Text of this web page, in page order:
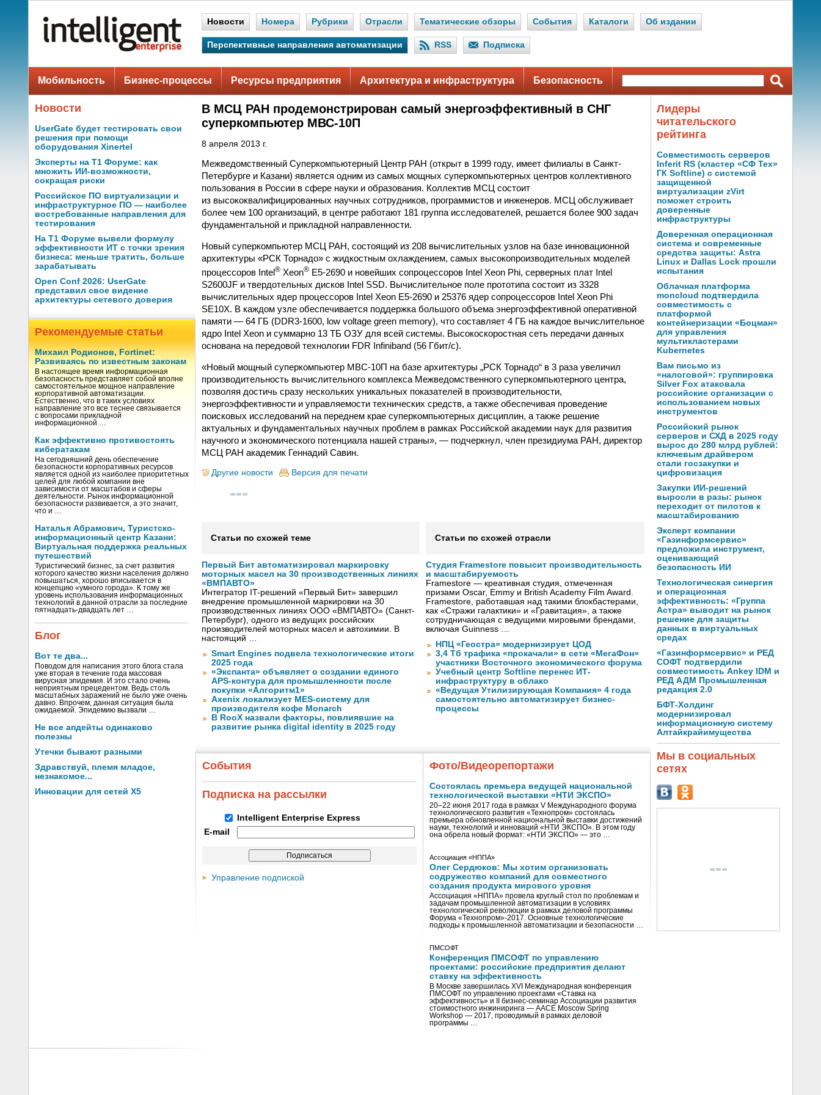
Новости Номера Рубрики Отрасли Тематические обзоры События Каталоги Об издании
Перспективные направления автоматизации RSS Подписка
Мобильность Бизнес-процессы Ресурсы предприятия Архитектура и инфраструктура Безопасность
Новости
UserGate будет тестировать свои
решения при помощи
оборудования Xinertel
Эксперты на Т1 Форуме: как
множить ИИ-возможности,
сокращая риски
Российское ПО виртуализации и
инфраструктурное ПО — наиболее
востребованные направления для
тестирования
На Т1 Форуме вывели формулу
эффективности ИТ с точки зрения
бизнеса: меньше тратить, больше
зарабатывать
Open Conf 2026: UserGate
представил свое видение
архитектуры сетевого доверия
Рекомендуемые статьи
Михаил Родионов, Fortinet:
Развиваясь по известным законам
В настоящее время информационная
безопасность представляет собой вполне
самостоятельное мощное направление
корпоративной автоматизации.
Естественно, что в таких условиях
направление это все теснее связывается
с вопросами прикладной
информационной …
Как эффективно противостоять
кибератакам
На сегодняшний день обеспечение
безопасности корпоративных ресурсов
является одной из наиболее приоритетных
целей для любой компании вне
зависимости от масштабов и сферы
деятельности. Рынок информационной
безопасности развивается, а это значит,
что и …
Наталья Абрамович, Туристско-
информационный центр Казани:
Виртуальная поддержка реальных
путешествий
Туристический бизнес, за счет развития
которого качество жизни населения должно
повышаться, хорошо вписывается в
концепцию «умного города». К тому же
уровень использования информационных
технологий в данной отрасли за последние
пятнадцать-двадцать лет …
Блог
Вот те два...
Поводом для написания этого блога стала
уже вторая в течение года массовая
вирусная эпидемия. И это стало очень
неприятным прецедентом. Ведь столь
масштабных заражений не было уже очень
давно. Впрочем, данная ситуация была
ожидаемой. Эпидемию вызвали …
Не все апдейты одинаково
полезны
Утечки бывают разными
Здравствуй, племя младое,
незнакомое...
Инновации для сетей X5
В МСЦ РАН продемонстрирован самый энергоэффективный в СНГ
суперкомпьютер МВС-10П
8 апреля 2013 г.
Межведомственный Суперкомпьютерный Центр РАН (открыт в 1999 году, имеет филиалы в Санкт-
Петербурге и Казани) является одним из самых мощных суперкомпьютерных центров коллективного
пользования в России в сфере науки и образования. Коллектив МСЦ состоит
из высококвалифицированных научных сотрудников, программистов и инженеров. МСЦ обслуживает
более чем 100 организаций, в центре работают 181 группа исследователей, решается более 900 задач
фундаментальной и прикладной направленности.
Новый суперкомпьютер МСЦ РАН, состоящий из 208 вычислительных узлов на базе инновационной
архитектуры «РСК Торнадо» с жидкостным охлаждением, самых высокопроизводительных моделей
процессоров Intel® Xeon® E5-2690 и новейших сопроцессоров Intel Xeon Phi, серверных плат Intel
S2600JF и твердотельных дисков Intel SSD. Вычислительное поле прототипа состоит из 3328
вычислительных ядер процессоров Intel Xeon E5-2690 и 25376 ядер сопроцессоров Intel Xeon Phi
SE10X. В каждом узле обеспечивается поддержка большого объема энергоэффективной оперативной
памяти — 64 ГБ (DDR3-1600, low voltage green memory), что составляет 4 ГБ на каждое вычислительное
ядро Intel Xeon и суммарно 13 ТБ ОЗУ для всей системы. Высокоскоростная сеть передачи данных
основана на передовой технологии FDR Infiniband (56 Гбит/с).
«Новый мощный суперкомпьютер МВС-10П на базе архитектуры „РСК Торнадо“ в 3 раза увеличил
производительность вычислительного комплекса Межведомственного суперкомпьютерного центра,
позволяя достичь сразу нескольких уникальных показателей в производительности,
энергоэффективности и управляемости технических средств, а также обеспечивая проведение
поисковых исследований на переднем крае суперкомпьютерных дисциплин, а также решение
актуальных и фундаментальных научных проблем в рамках Российской академии наук для развития
научного и экономического потенциала нашей страны», — подчеркнул, член президиума РАН, директор
МСЦ РАН академик Геннадий Савин.
Другие новости Версия для печати
Статьи по схожей теме
Первый Бит автоматизировал маркировку
моторных масел на 30 производственных линиях
«ВМПАВТО»
Интегратор IT-решений «Первый Бит» завершил
внедрение промышленной маркировки на 30
производственных линиях ООО «ВМПАВТО» (Санкт-
Петербург), одного из ведущих российских
производителей моторных масел и автохимии. В
настоящий …
Smart Engines подвела технологические итоги
2025 года
«Экспанта» объявляет о создании единого
APS-контура для промышленности после
покупки «Алгоритм1»
Axenix локализует MES-систему для
производителя кофе Monarch
В RooX назвали факторы, повлиявшие на
развитие рынка digital identity в 2025 году
Статьи по схожей отрасли
Студия Framestore повысит производительность
и масштабируемость
Framestore — креативная студия, отмеченная
призами Oscar, Emmy и British Academy Film Award.
Framestore, работавшая над такими блокбастерами,
как «Стражи галактики» и «Гравитация», a также
сотрудничающая с ведущими мировыми брендами,
включая Guinness …
НПЦ «Геостра» модернизирует ЦОД
3,4 Тб трафика «прокачали» в сети «МегаФон»
участники Восточного экономического форума
Учебный центр Softline перенес ИТ-
инфраструктуру в облако
«Ведущая Утилизирующая Компания» 4 года
самостоятельно автоматизирует бизнес-
процессы
События
Подписка на рассылки
Intelligent Enterprise Express
E-mail
Управление подпиской
Фото/Видеорепортажи
Состоялась премьера ведущей национальной
технологической выставки «НТИ ЭКСПО»
20–22 июня 2017 года в рамках V Международного форума
технологического развития «Технопром» состоялась
премьера обновленной национальной выставки достижений
науки, технологий и инноваций «НТИ ЭКСПО». В этом году
она обрела новый формат: «НТИ ЭКСПО» — это …
Ассоциация «НППА»
Олег Сердюков: Мы хотим организовать
содружество компаний для совместного
создания продукта мирового уровня
Ассоциация «НППА» провела круглый стол по проблемам и
задачам промышленной автоматизации в условиях
технологической революции в рамках деловой программы
Форума «Технопром»-2017. Основные технологические
подходы к промышленной автоматизации и безопасности …
ПМСОФТ
Конференция ПМСОФТ по управлению
проектами: российские предприятия делают
ставку на эффективность
В Москве завершилась XVI Международная конференция
ПМСОФТ по управлению проектами «Ставка на
эффективность» и II бизнес-семинар Ассоциации развития
стоимостного инжиниринга — AACE Moscow Spring
Workshop — 2017, проводимый в рамках деловой
программы …
Лидеры
читательского
рейтинга
Совместимость серверов
Inferit RS (кластер «СФ Тех»
ГК Softline) с системой
защищенной
виртуализации zVirt
поможет строить
доверенные
инфраструктуры
Доверенная операционная
система и современные
средства защиты: Astra
Linux и Dallas Lock прошли
испытания
Облачная платформа
moncloud подтвердила
совместимость с
платформой
контейнеризации «Боцман»
для управления
мультикластерами
Kubernetes
Вам письмо из
«налоговой»: группировка
Silver Fox атаковала
российские организации с
использованием новых
инструментов
Российский рынок
серверов и СХД в 2025 году
вырос до 280 млрд рублей:
ключевым драйвером
стали госзакупки и
цифровизация
Закупки ИИ-решений
выросли в разы: рынок
переходит от пилотов к
масштабированию
Эксперт компании
«Газинформсервис»
предложила инструмент,
оценивающий
безопасность ИИ
Технологическая синергия
и операционная
эффективность: «Группа
Астра» выводит на рынок
решение для защиты
данных в виртуальных
средах
«Газинформсервис» и РЕД
СОФТ подтвердили
совместимость Ankey IDM и
РЕД АДМ Промышленная
редакция 2.0
БФТ-Холдинг
модернизировал
информационную систему
Алтайкрайимущества
Мы в социальных
сетях